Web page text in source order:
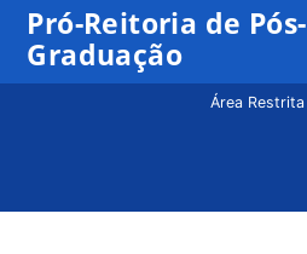
Pró-Reitoria de Pós-
Graduação
Área Restrita